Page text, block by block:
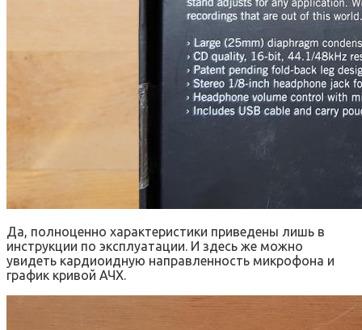
Да, полноценно характеристики приведены лишь в
инструкции по эксплуатации. И здесь же можно
увидеть кардиоидную направленность микрофона и
график кривой АЧХ.